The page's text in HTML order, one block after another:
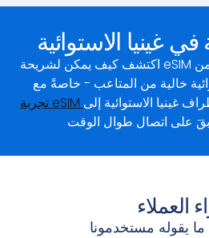
غينيا الاستوائية
اكتشف كيف يمكن لشريحة eSIM من GigSky أن تجعل رحلتك
خالية من المتاعب - خاصةً مع
غينيا الاستوائية إلى
العملاء